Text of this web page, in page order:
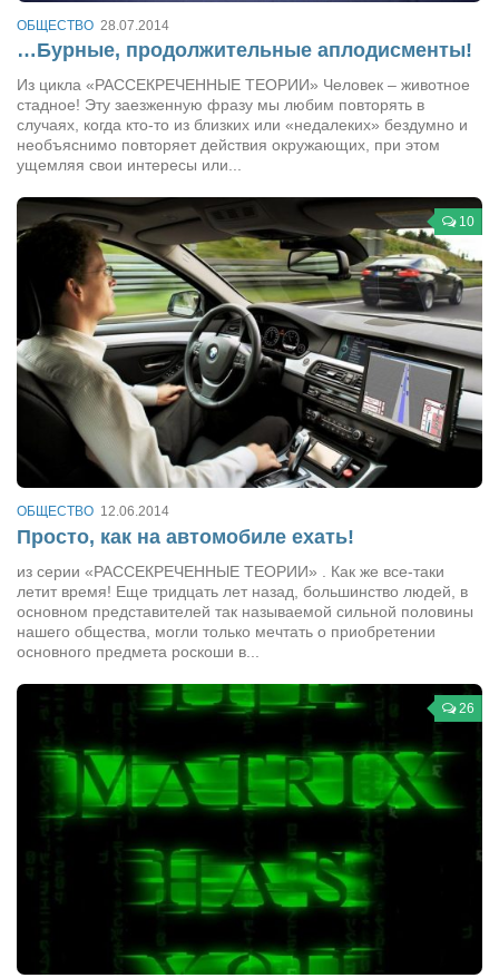
Художники
Анна Гидора
Леонтий Костур
Ирина Проценко
Александр Садовский
Сергей Степанов
Анна Черненко
Марина Фенота
Гостиная
Он и Она
Конкурсы
Конкурс «Колибри» 2015
Конкурс «Колибри» 2014
Конкурс «Колибри — детям!» 2014
Конкурс «Колибри» 2013
Интервью
Афиша
Афиша Киев
Афиша Сумы
ОБЩЕСТВО 28.07.2014
…Бурные, продолжительные аплодисменты!
Из цикла «РАССЕКРЕЧЕННЫЕ ТЕОРИИ» Человек – животное
стадное! Эту заезженную фразу мы любим повторять в
случаях, когда кто-то из близких или «недалеких» бездумно и
необъяснимо повторяет действия окружающих, при этом
ущемляя свои интересы или...
10
ОБЩЕСТВО 12.06.2014
Просто, как на автомобиле ехать!
из серии «РАССЕКРЕЧЕННЫЕ ТЕОРИИ» . Как же все-таки
летит время! Еще тридцать лет назад, большинство людей, в
основном представителей так называемой сильной половины
нашего общества, могли только мечтать о приобретении
основного предмета роскоши в...
26